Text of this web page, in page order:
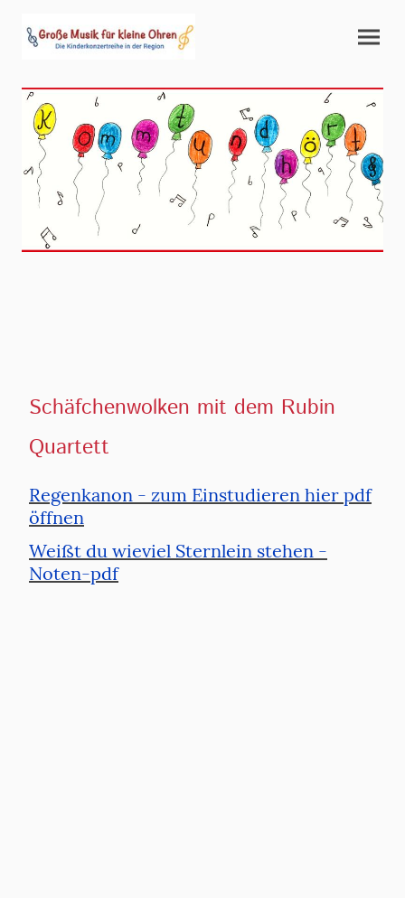
Schäfchenwolken mit dem Rubin
Quartett
Regenkanon - zum Einstudieren hier pdf
öffnen
Weißt du wieviel Sternlein stehen -
Noten-pdf